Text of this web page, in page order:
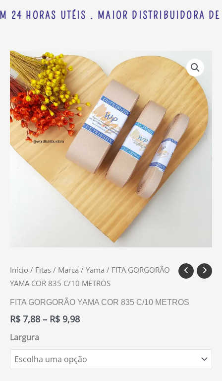
24 HORAS UTÉIS . MAIOR DISTRIBUIDORA
Início / Fitas / Marca / Yama / FITA GORGORÃO
YAMA COR 835 C/10 METROS
FITA GORGORÃO YAMA COR 835 C/10 METROS
R$ 7,88 – R$ 9,98
Faixa
de
preço:
R$ 7,88
através
R$ 9,98
Largura
FITA
GORGORÃO
YAMA
COR
835
C/10
METROS
quantidade